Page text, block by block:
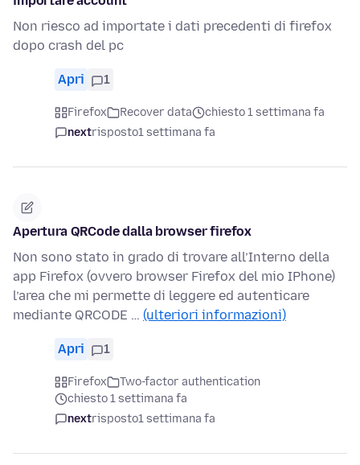
Non riesco ad importate i dati precedenti di firefox
dopo crash del pc
Apri 1
Firefox Recover data
chiesto 1 settimana fa
nextrisposto1 settimana fa
Apertura QRCode dalla browser firefox
Non sono stato in grado di trovare all’Interno della
app Firefox (ovvero browser Firefox del mio IPhone)
l’area che mi permette di leggere ed autenticare
mediante QRCODE … (ulteriori informazioni)
Apri 1
Firefox
Two-factor authentication
chiesto 1 settimana fa
nextrisposto1 settimana fa